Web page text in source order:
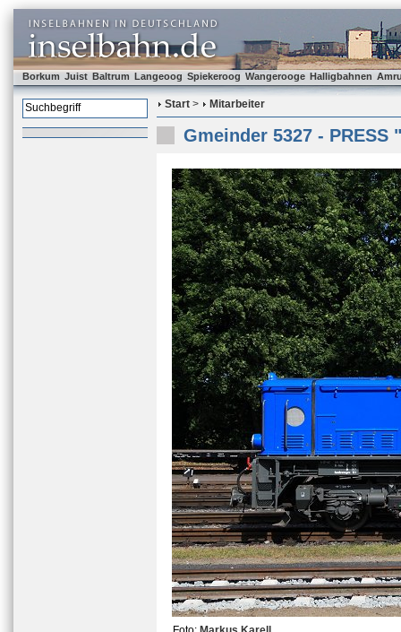
Borkum Juist Baltrum Langeoog Spiekeroog Wangerooge Halligbahnen
Start > Mitarbeiter
Gmeinder 5327 - PRESS